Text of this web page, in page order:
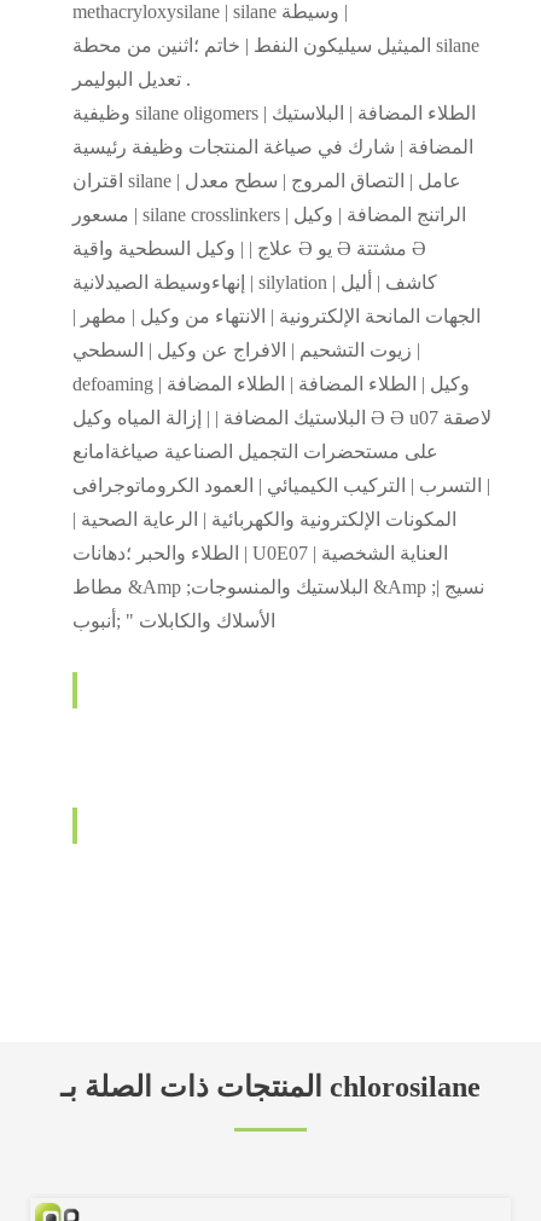
methacryloxysilane | silane وسيطة |
الميثيل سيليكون النفط | خاتم ؛اثنين من محطة silane
تعديل البوليمر .
وظيفية silane oligomers | الطلاء المضافة | البلاستيك
المضافة | شارك في صياغة المنتجات وظيفة رئيسية
اقتران silane عامل | التصاق المروج | سطح معدل |
مسعور | silane crosslinkers | الراتنج المضافة | وكيل
علاج | | وكيل السطحية واقية Ә يو Ә مشتتة Ә
إنهاءوسيطة الصيدلانية | silylation كاشف | أليل |
الجهات المانحة الإلكترونية | الانتهاء من وكيل | مطهر |
زيوت التشحيم | الافراج عن وكيل | السطحي |
defoaming وكيل | الطلاء المضافة | الطلاء المضافة |
البلاستيك المضافة | | إزالة المياه وكيل Ә Ә u07 لاصقة
على مستحضرات التجميل الصناعية صياغةامانع
التسرب | التركيب الكيميائي | العمود الكروماتوجرافى |
المكونات الإلكترونية والكهربائية | الرعاية الصحية |
الطلاء والحبر ؛دهانات | U0E07 العناية الشخصية |
مطاط &Amp ;البلاستيك والمنسوجات &Amp ;نسيج |
الأسلاك والكابلات " ;أنبوب
المنتجات ذات الصلة بـ chlorosilane